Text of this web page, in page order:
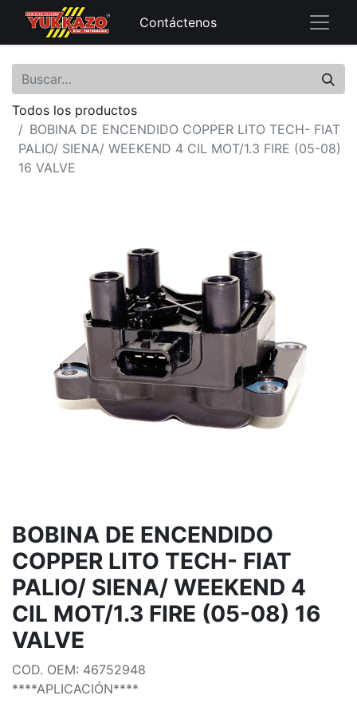
Contáctenos
Todos los productos
BOBINA DE ENCENDIDO COPPER LITO TECH- FIAT
PALIO/ SIENA/ WEEKEND 4 CIL MOT/1.3 FIRE (05-08)
16 VALVE
BOBINA DE ENCENDIDO
COPPER LITO TECH- FIAT
PALIO/ SIENA/ WEEKEND 4
CIL MOT/1.3 FIRE (05-08) 16
VALVE
COD. OEM: 46752948
****APLICACIÓN****